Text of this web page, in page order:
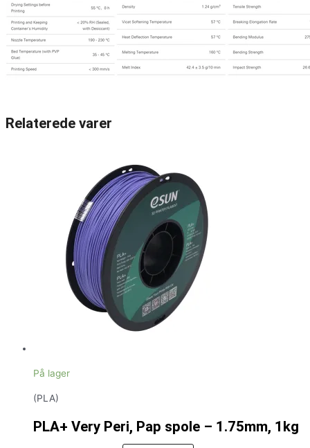
Relaterede varer
På lager
(PLA)
PLA+ Very Peri, Pap spole – 1.75mm, 1kg